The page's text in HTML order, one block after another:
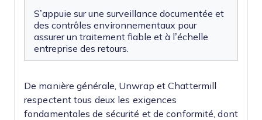
S’appuie sur une surveillance documentée et
des contrôles environnementaux pour
assurer un traitement fiable et à l’échelle
entreprise des retours.
De manière générale, Unwrap et Chattermill
respectent tous deux les exigences
fondamentales de sécurité et de conformité, dont